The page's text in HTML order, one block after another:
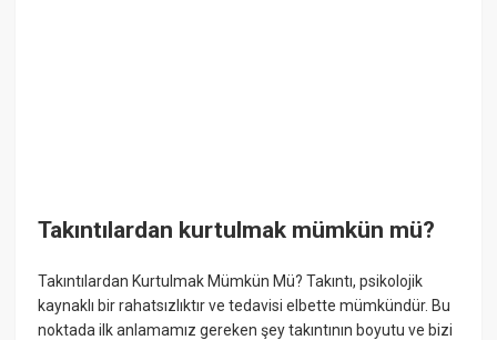
Takıntılardan kurtulmak mümkün mü?
Takıntılardan Kurtulmak Mümkün Mü? Takıntı, psikolojik
kaynaklı bir rahatsızlıktır ve tedavisi elbette mümkündür. Bu
noktada ilk anlamamız gereken şey takıntının boyutu ve bizi